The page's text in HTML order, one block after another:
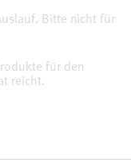
Bitte nicht für
für den
reicht.